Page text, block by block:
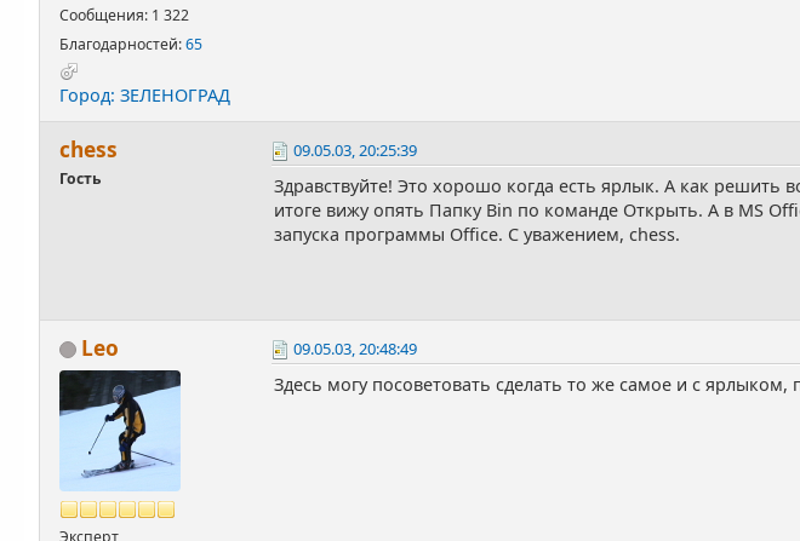
Сообщения: 1 322
Благодарностей:65
Город: ЗЕЛЕНОГРАД
chess
Гость
09.05.03, 20:25:39
Здравствуйте! Это хорошо когда есть ярлык. А как
итоге вижу опять Папку Bin по команде Открыть. А в MS
запуска программы Office. С уважением, chess.
Leo
Эксперт
09.05.03, 20:48:49
Здесь могу посоветовать сделать то же самое и с